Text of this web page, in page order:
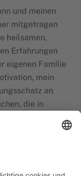
und meinen
mitgetragen
heilsamen,
Erfahrungen
eigenen Familie
mein
an
die in